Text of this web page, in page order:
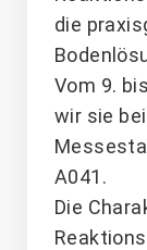
die
Vom 9.
wir sie
A041.
Die